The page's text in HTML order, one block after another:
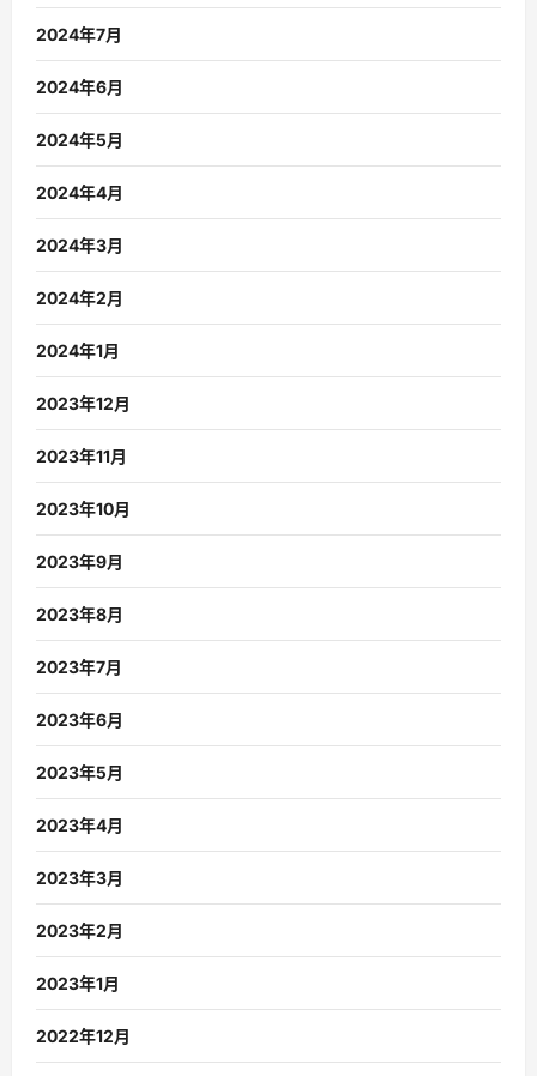
2024年7月
2024年6月
2024年5月
2024年4月
2024年3月
2024年2月
2024年1月
2023年12月
2023年11月
2023年10月
2023年9月
2023年8月
2023年7月
2023年6月
2023年5月
2023年4月
2023年3月
2023年2月
2023年1月
2022年12月